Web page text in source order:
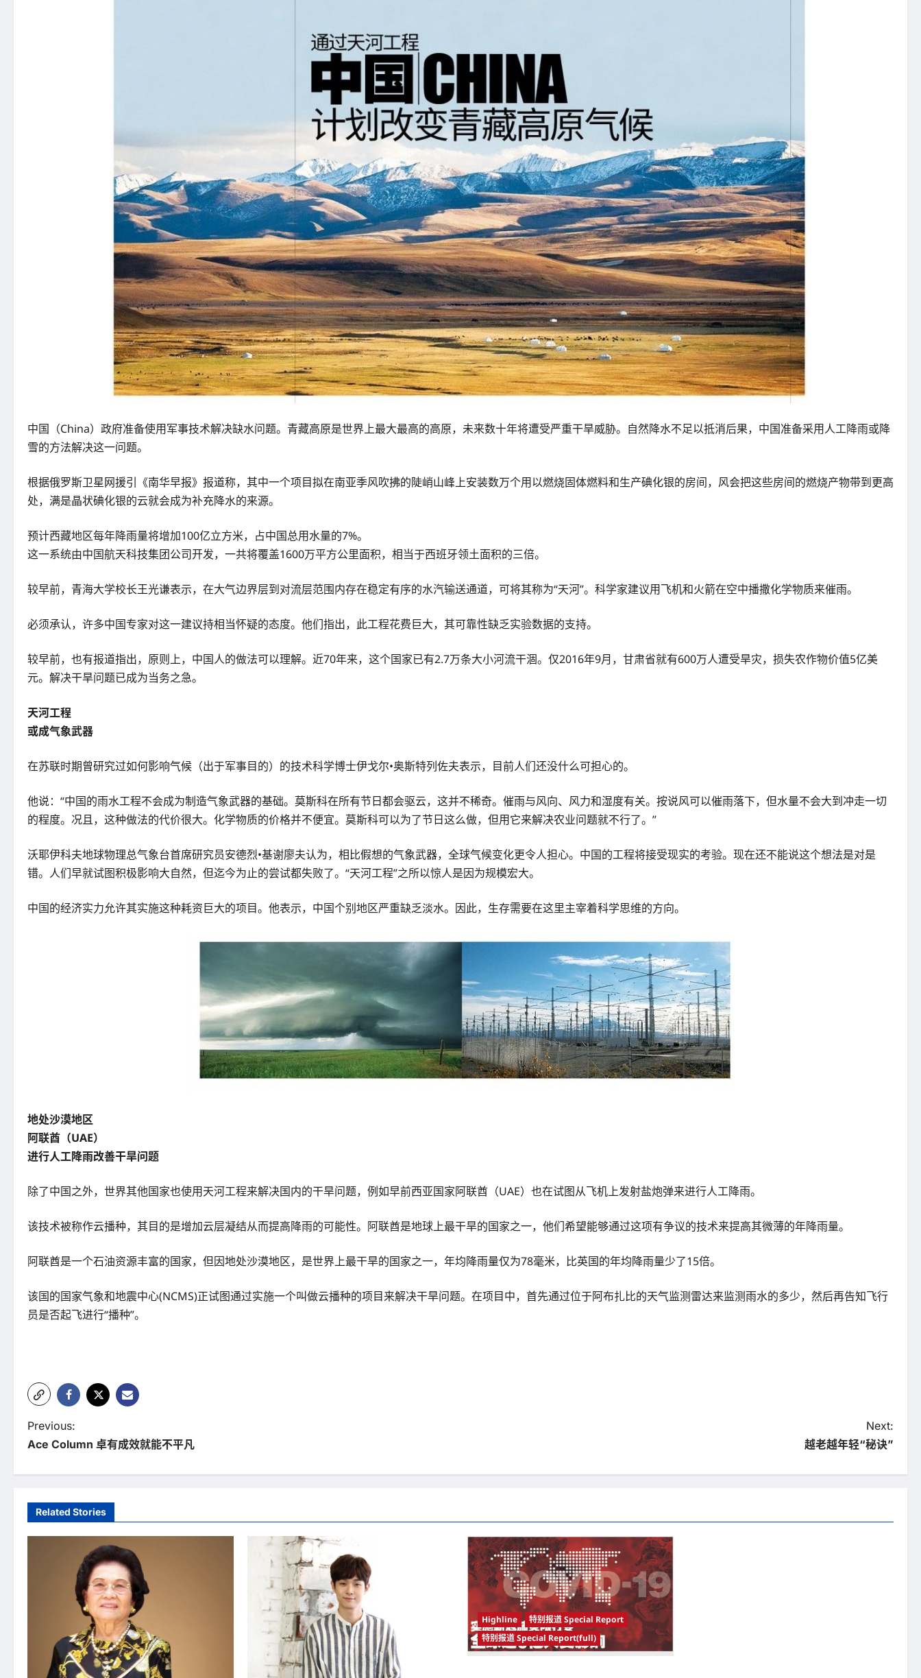
中国（China）政府准备使用军事技术解决缺水问题。青藏高原是世界上最大最高的高原，未来数十年将遭受严重干旱威胁。自然降水不足以抵消后果，中国准备采用人工降雨或降
雪的方法解决这一问题。
根据俄罗斯卫星网援引《南华早报》报道称，其中一个项目拟在南亚季风吹拂的陡峭山峰上安装数万个用以燃烧固体燃料和生产碘化银的房间，风会把这些房间的燃烧产物带到更高
处，满是晶状碘化银的云就会成为补充降水的来源。
预计西藏地区每年降雨量将增加100亿立方米，占中国总用水量的7%。
这一系统由中国航天科技集团公司开发，一共将覆盖1600万平方公里面积，相当于西班牙领土面积的三倍。
较早前，青海大学校长王光谦表示，在大气边界层到对流层范围内存在稳定有序的水汽输送通道，可将其称为“天河”。科学家建议用飞机和火箭在空中播撒化学物质来催雨。
必须承认，许多中国专家对这一建议持相当怀疑的态度。他们指出，此工程花费巨大，其可靠性缺乏实验数据的支持。
较早前，也有报道指出，原则上，中国人的做法可以理解。近70年来，这个国家已有2.7万条大小河流干涸。仅2016年9月，甘肃省就有600万人遭受旱灾，损失农作物价值5亿美
元。解决干旱问题已成为当务之急。
天河工程
或成气象武器
在苏联时期曾研究过如何影响气候（出于军事目的）的技术科学博士伊戈尔•奥斯特列佐夫表示，目前人们还没什么可担心的。
他说：“中国的雨水工程不会成为制造气象武器的基础。莫斯科在所有节日都会驱云，这并不稀奇。催雨与风向、风力和湿度有关。按说风可以催雨落下，但水量不会大到冲走一切
的程度。况且，这种做法的代价很大。化学物质的价格并不便宜。莫斯科可以为了节日这么做，但用它来解决农业问题就不行了。”
沃耶伊科夫地球物理总气象台首席研究员安德烈•基谢廖夫认为，相比假想的气象武器，全球气候变化更令人担心。中国的工程将接受现实的考验。现在还不能说这个想法是对是
错。人们早就试图积极影响大自然，但迄今为止的尝试都失败了。“天河工程”之所以惊人是因为规模宏大。
中国的经济实力允许其实施这种耗资巨大的项目。他表示，中国个别地区严重缺乏淡水。因此，生存需要在这里主宰着科学思维的方向。
地处沙漠地区
阿联酋（UAE）
进行人工降雨改善干旱问题
除了中国之外，世界其他国家也使用天河工程来解决国内的干旱问题，例如早前西亚国家阿联酋（UAE）也在试图从飞机上发射盐炮弹来进行人工降雨。
该技术被称作云播种，其目的是增加云层凝结从而提高降雨的可能性。阿联酋是地球上最干旱的国家之一，他们希望能够通过这项有争议的技术来提高其微薄的年降雨量。
阿联酋是一个石油资源丰富的国家，但因地处沙漠地区，是世界上最干旱的国家之一，年均降雨量仅为78毫米，比英国的年均降雨量少了15倍。
该国的国家气象和地震中心(NCMS)正试图通过实施一个叫做云播种的项目来解决干旱问题。在项目中，首先通过位于阿布扎比的天气监测雷达来监测雨水的多少，然后再告知飞行
员是否起飞进行“播种”。
P
o
s
t
n
Previous:
Ace Column 卓有成效就能不平凡
Next:
越老越年轻“秘诀”
Related Stories
Highline
特别报道 Special Report
特别报道 Special Report(full)